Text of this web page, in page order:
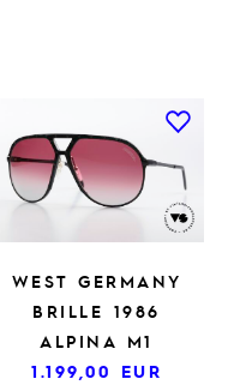
WEST GERMANY
BRILLE 1986
ALPINA M1
1.199,00 EUR